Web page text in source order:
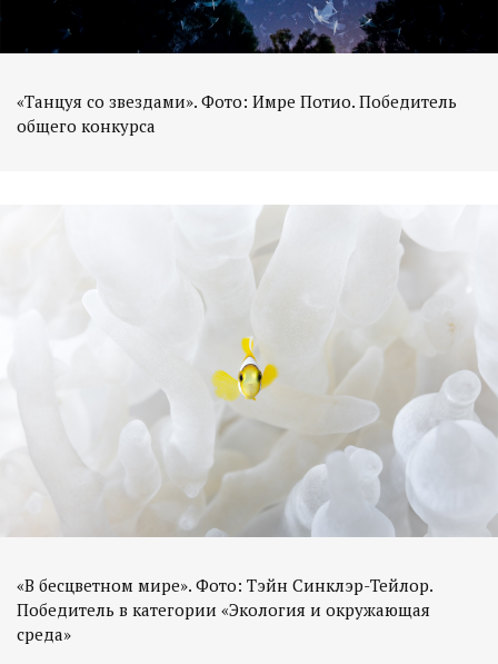
«Танцуя со звездами». Фото: Имре Потио. Победитель
общего конкурса
«В бесцветном мире». Фото: Тэйн Синклэр-Тейлор.
Победитель в категории «Экология и окружающая
среда»